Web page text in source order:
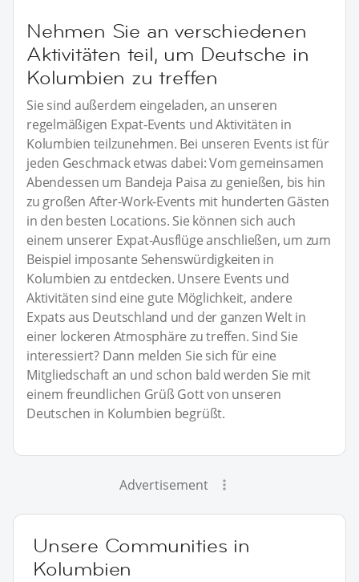
Nehmen Sie an verschiedenen
Aktivitäten teil, um Deutsche in
Kolumbien zu treffen
Sie sind außerdem eingeladen, an unseren
regelmäßigen Expat-Events und Aktivitäten in
Kolumbien teilzunehmen. Bei unseren Events ist für
jeden Geschmack etwas dabei: Vom gemeinsamen
Abendessen um Bandeja Paisa zu genießen, bis hin
zu großen After-Work-Events mit hunderten Gästen
in den besten Locations. Sie können sich auch
einem unserer Expat-Ausflüge anschließen, um zum
Beispiel imposante Sehenswürdigkeiten in
Kolumbien zu entdecken. Unsere Events und
Aktivitäten sind eine gute Möglichkeit, andere
Expats aus Deutschland und der ganzen Welt in
einer lockeren Atmosphäre zu treffen. Sind Sie
interessiert? Dann melden Sie sich für eine
Mitgliedschaft an und schon bald werden Sie mit
einem freundlichen Grüß Gott von unseren
Deutschen in Kolumbien begrüßt.
Advertisement
Unsere Communities in
Kolumbien